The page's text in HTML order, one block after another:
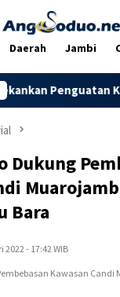
Daerah Jambi
Kinerja,
Dukung
Bara
- 17:42 WIB